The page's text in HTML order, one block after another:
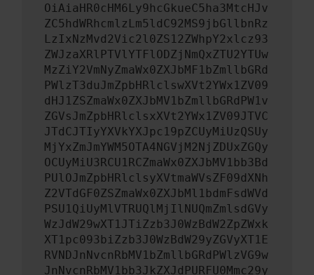
OiAiaHR0cHM6Ly9hcGkueC5ha3MtcHJv
ZC5hdWRhcmlzLm5ldC92MS9jbGllbnRz
LzIxNzMvd2Vic2l0ZS12ZWhpY2xlcz93
ZWJzaXRlPTVlYTFlODZjNmQxZTU2YTUw
MzZiY2VmNyZmaWx0ZXJbMF1bZmllbGRd
PWlzT3duJmZpbHRlclswXVt2YWx1ZV09
dHJ1ZSZmaWx0ZXJbMV1bZmllbGRdPW1v
ZGVsJmZpbHRlclsxXVt2YWx1ZV09JTVC
JTdCJTIyYXVkYXJpc19pZCUyMiUzQSUy
MjYxZmJmYWM5OTA4NGVjM2NjZDUxZGQy
OCUyMiU3RCU1RCZmaWx0ZXJbMV1bb3Bd
PUlOJmZpbHRlclsyXVtmaWVsZF09dXNh
Z2VTdGF0ZSZmaWx0ZXJbMl1bdmFsdWVd
PSU1QiUyMlVTRUQlMjIlNUQmZmlsdGVy
WzJdW29wXT1JTiZzb3J0WzBdW2ZpZWxk
XT1pc093biZzb3J0WzBdW29yZGVyXT1E
RVNDJnNvcnRbMV1bZmllbGRdPWlzVG9w
JnNvcnRbMV1bb3JkZXJdPURFU0Mmc29y